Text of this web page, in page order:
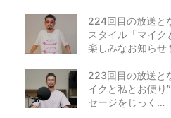
224回目の放送と
スタイル「マイク
楽しみなお知らせ
223回目の放送と
イクと私とお便り
セージをじっく…